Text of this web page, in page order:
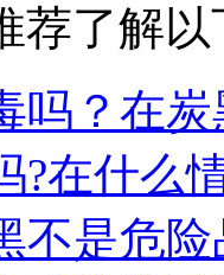
荐了解
吗？在
?在什么
不是危